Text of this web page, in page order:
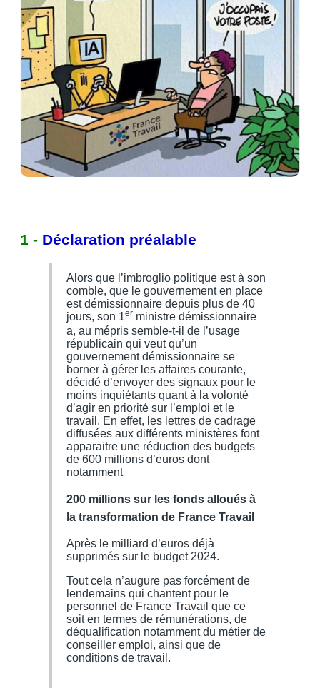
1 - Déclaration préalable
Alors que l’imbroglio politique est à son
comble, que le gouvernement en place
est démissionnaire depuis plus de 40
jours, son 1er ministre démissionnaire
a, au mépris semble-t-il de l’usage
républicain qui veut qu’un
gouvernement démissionnaire se
borner à gérer les affaires courante,
décidé d’envoyer des signaux pour le
moins inquiétants quant à la volonté
d’agir en priorité sur l’emploi et le
travail. En effet, les lettres de cadrage
diffusées aux différents ministères font
apparaitre une réduction des budgets
de 600 millions d’euros dont
notamment
200 millions sur les fonds alloués à
la transformation de France Travail
Après le milliard d’euros déjà
supprimés sur le budget 2024.
Tout cela n’augure pas forcément de
lendemains qui chantent pour le
personnel de France Travail que ce
soit en termes de rémunérations, de
déqualification notamment du métier de
conseiller emploi, ainsi que de
conditions de travail.